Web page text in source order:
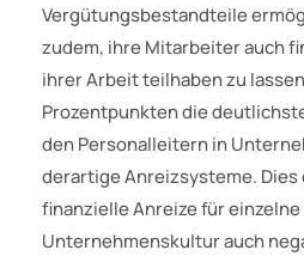
Vergütungsbestandteile
zudem, ihre Mitarbeiter auch
ihrer Arbeit teilhaben zu
Prozentpunkten die
den Personalleitern in
derartige Anreizsysteme.
finanzielle Anreize für
Unternehmenskultur auch